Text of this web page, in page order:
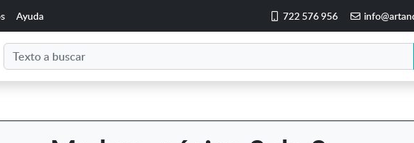
Ayuda 722 576 956
Buscar